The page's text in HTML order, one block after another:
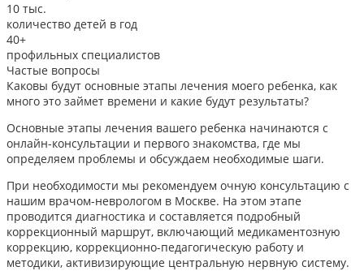
10 тыс.
количество детей в год
40+
профильных специалистов
Частые вопросы
Каковы будут основные этапы лечения моего ребенка, как
много это займет времени и какие будут результаты?
Основные этапы лечения вашего ребенка начинаются с
онлайн-консультации и первого знакомства, где мы
определяем проблемы и обсуждаем необходимые шаги.
При необходимости мы рекомендуем очную консультацию с
нашим врачом-неврологом в Москве. На этом этапе
проводится диагностика и составляется подробный
коррекционный маршрут, включающий медикаментозную
коррекцию, коррекционно-педагогическую работу и
методики, активизирующие центральную нервную систему.